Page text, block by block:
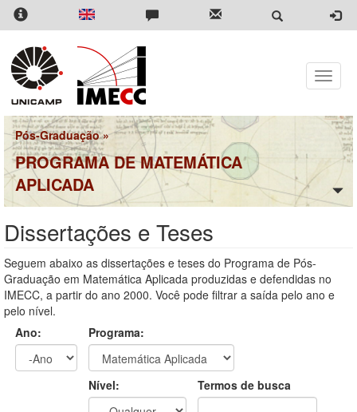
Pular
para
conteúdo
principal
Toggle
Pós-Graduação»
PROGRAMA DE MATEMÁTICA
APLICADA
Dissertações e Teses
Seguem abaixo as dissertações e teses do Programa de Pós-
Graduação em Matemática Aplicada produzidas e defendidas no
IMECC, a partir do ano 2000. Você pode filtrar a saída pelo ano e
pelo nível.
Ano:
Programa:
Nível: Termos de busca